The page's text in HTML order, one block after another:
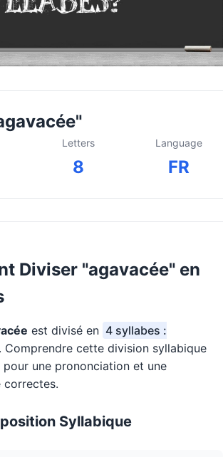
Letters
8
Language
FR
Diviser "agavacée" en
est divisé en 4 syllabes :
. Comprendre cette division syllabique
pour une prononciation et une
Syllabique